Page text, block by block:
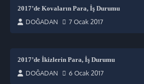
2017’de Kovaların Para, İş Durumu
DOĞADAN 7 Ocak 2017
2017’de İkizlerin Para, İş Durumu
DOĞADAN 6 Ocak 2017